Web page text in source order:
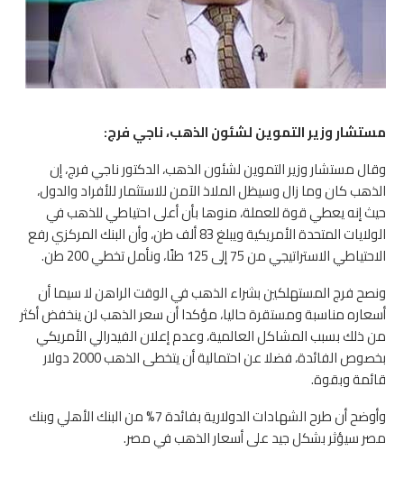
مستشار وزير التموين لشئون الذهب، ناجي فرج:
وقال مستشار وزير التموين لشئون الذهب، الدكتور ناجي فرج، إن
الذهب كان وما زال وسيظل الملاذ الآمن للاستثمار للأفراد والدول،
حيث إنه يعطي قوة للعملة، منوها بأن أعلى احتياطي للذهب في
الولايات المتحدة الأمريكية ويبلغ 83 ألف طن، وأن البنك المركزي رفع
الاحتياطي الاستراتيجي من 75 إلى 125 طنًا، ونأمل تخطي 200 طن.
ونصح فرج المستهلكين بشراء الذهب في الوقت الراهن لا سيما أن
أسعاره مناسبة ومستقرة حاليا، مؤكدا أن سعر الذهب لن ينخفض أكثر
من ذلك بسبب المشاكل العالمية، وعدم إعلان الفيدرالي الأمريكي
بخصوص الفائدة، فضلا عن احتمالية أن يتخطى الذهب 2000 دولار
قائمة وبقوة.
وأوضح أن طرح الشهادات الدولارية بفائدة 7% من البنك الأهلي وبنك
مصر سيؤثر بشكل جيد على أسعار الذهب في مصر.